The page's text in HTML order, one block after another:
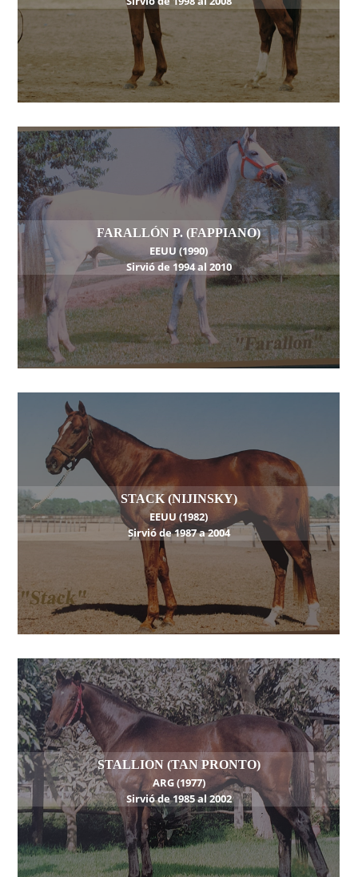
FARALLÓN P. (FAPPIANO)
EEUU (1990)
Sirvió de 1994 al 2010
STACK (NIJINSKY)
EEUU (1982)
Sirvió de 1987 a 2004
STALLION (TAN PRONTO)
ARG (1977)
Sirvió de 1985 al 2002